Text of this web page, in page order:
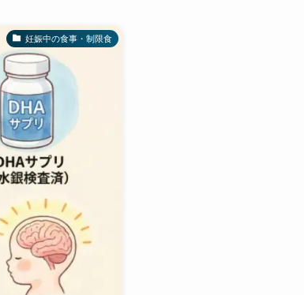
妊娠中の食事・制限食